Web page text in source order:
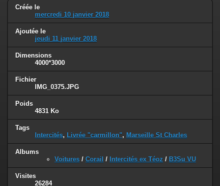
Créée le
mercredi 10 janvier 2018
Ajoutée le
jeudi 11 janvier 2018
Dimensions
4000*3000
Fichier
IMG_0375.JPG
Poids
4831 Ko
Tags
Intercités, Livrée "carmillon", Marseille St Charles
Albums
Voitures / Corail / Intercités ex Téoz / B3Su VU
Visites
26284